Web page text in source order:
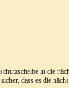
in die
dass es die